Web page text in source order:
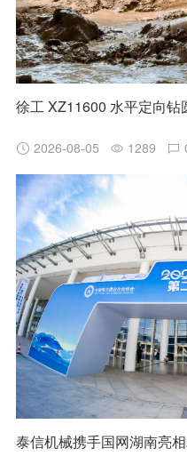
2026-08-05 1289
泰信机械携手国网湖南亮